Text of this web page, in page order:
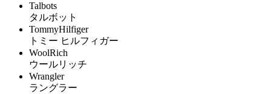
Talbots
タルボット
TommyHilfiger
トミー ヒルフィガー
WoolRich
ウールリッチ
Wrangler
ラングラー